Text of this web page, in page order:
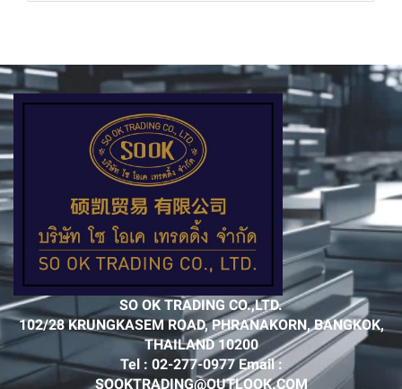
SO OK TRADING CO.,LTD.
102/28 KRUNGKASEM ROAD, PHRANAKORN, BANGKOK,
THAILAND 10200
Tel : 02-277-0977 Email :
SOOKTRADING@OUTLOOK.COM